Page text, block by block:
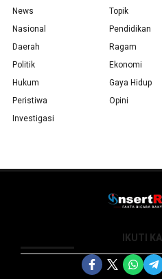
News
Nasional
Daerah
Politik
Hukum
Peristiwa
Investigasi
Topik
Pendidikan
Ragam
Ekonomi
Gaya Hidup
Opini
IKUTI